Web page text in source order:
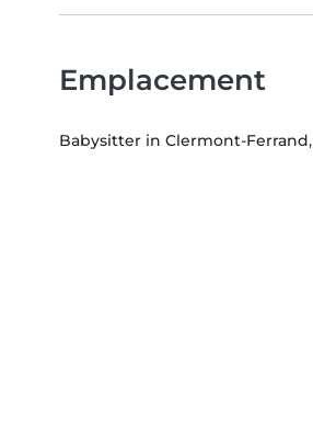
Emplacement
Babysitter in Clermont-Ferrand